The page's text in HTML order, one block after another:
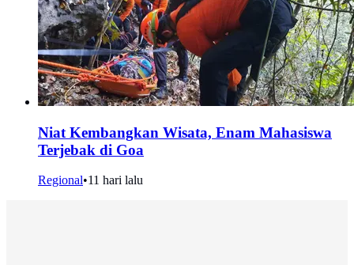
Niat Kembangkan Wisata, Enam Mahasiswa
Terjebak di Goa
Regional•11 hari lalu